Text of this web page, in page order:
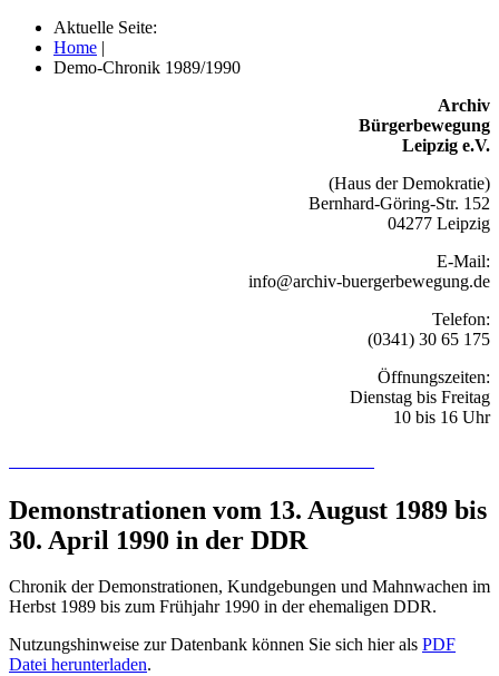
Aktuelle Seite:
Home |
Demo-Chronik 1989/1990
Archiv
Bürgerbewegung
Leipzig e.V.
(Haus der Demokratie)
Bernhard-Göring-Str. 152
04277 Leipzig
E-Mail:
info@archiv-buergerbewegung.de
Telefon:
(0341) 30 65 175
Öffnungszeiten:
Dienstag bis Freitag
10 bis 16 Uhr
Demonstrationen vom 13. August 1989 bis
30. April 1990 in der DDR
Chronik der Demonstrationen, Kundgebungen und Mahnwachen im
Herbst 1989 bis zum Frühjahr 1990 in der ehemaligen DDR.
Nutzungshinweise zur Datenbank können Sie sich hier als PDF
Datei herunterladen.